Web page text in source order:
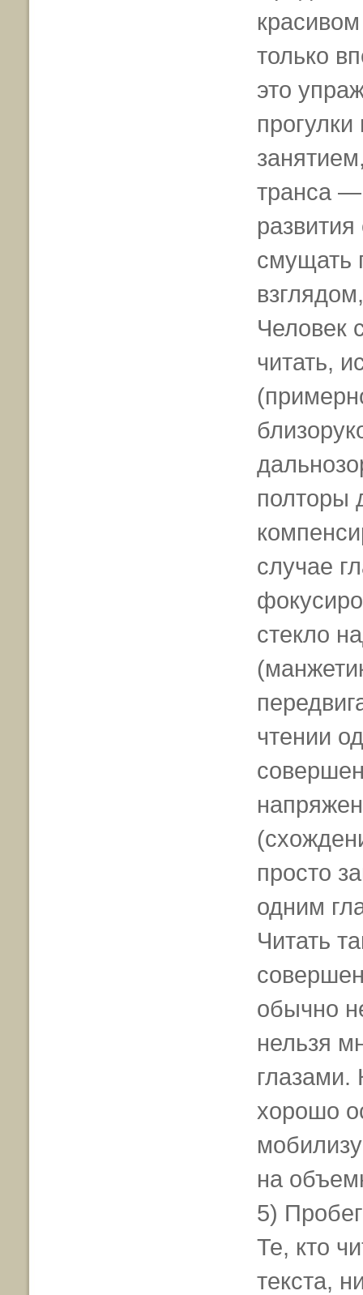
только
это
транса —
смущать
Человек
читать,
полторы
случае
стекло
чтении
просто
одним
Читать
обычно
нельзя
глазами.
хорошо
на
5)
Те, кто
текста,